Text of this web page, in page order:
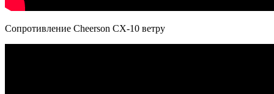
Сопротивление Cheerson CX-10 ветру